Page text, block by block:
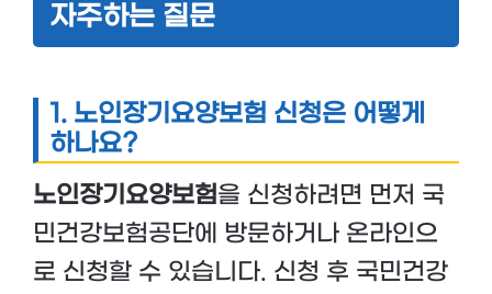
자주하는 질문
1. 노인장기요양보험 신청은 어떻게
하나요?
노인장기요양보험을 신청하려면 먼저 국
민건강보험공단에 방문하거나 온라인으
로 신청할 수 있습니다. 신청 후 국민건강